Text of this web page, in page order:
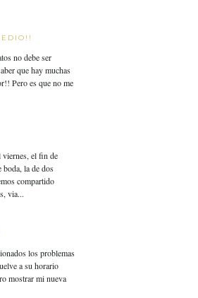
no debe ser
que hay muchas
Pero es que no me
viernes, el fin de
boda, la de dos
compartido
via...
los problemas
a su horario
mostrar mi nueva